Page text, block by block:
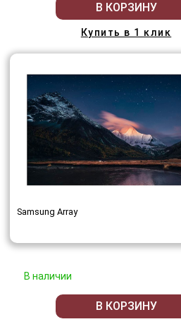
В КОРЗИНУ
Купить в 1 клик
Samsung Array
В наличии
В КОРЗИНУ